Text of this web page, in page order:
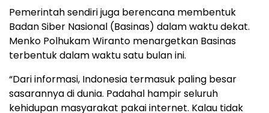
Pemerintah sendiri juga berencana membentuk
Badan Siber Nasional (Basinas) dalam waktu dekat.
Menko Polhukam Wiranto menargetkan Basinas
terbentuk dalam waktu satu bulan ini.
“Dari informasi, Indonesia termasuk paling besar
sasarannya di dunia. Padahal hampir seluruh
kehidupan masyarakat pakai internet. Kalau tidak